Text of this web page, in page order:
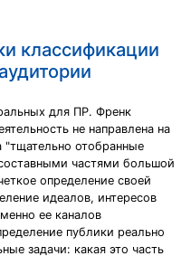
классификации
для ПР. Френк
не направлена на
"тщательно отобранные
частями большой
определение своей
идеалов, интересов
ее каналов
публики реально
задачи: какая это часть